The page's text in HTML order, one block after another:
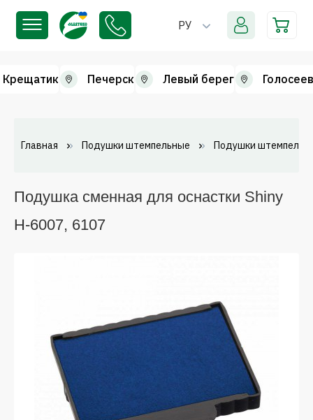
РУ
Крещатик Печерск Левый берег
Главная Подушки штемпельные Подушки
Подушка сменная для оснастки Shiny
H-6007, 6107